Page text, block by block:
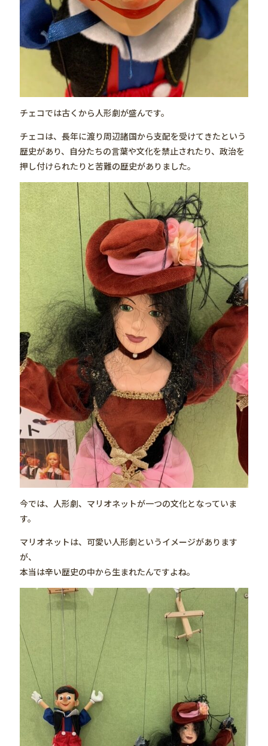
チェコでは古くから人形劇が盛んです。
チェコは、長年に渡り周辺諸国から支配を受けてきたという
歴史があり、自分たちの言葉や文化を禁止されたり、政治を
押し付けられたりと苦難の歴史がありました。
今では、人形劇、マリオネットが一つの文化となっていま
す。
マリオネットは、可愛い人形劇というイメージがあります
が、
本当は辛い歴史の中から生まれたんですよね。